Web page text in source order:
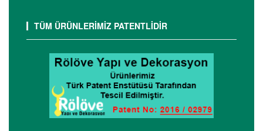
TÜM ÜRÜNLERİMİZ PATENTLİDİR